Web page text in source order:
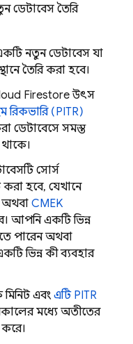
ডেটাবেস তৈরি
নতুন ডেটাবেস যা
তৈরি করা হবে।
Firestoreউৎস
রিকভারি (PITR)
ডেটাবেসে সমস্ত
সোর্স
হবে, যেখানে
CMEK
আপনি একটি ভিন্ন
পারেন অথবা
ভিন্ন কী ব্যবহার
এবং এটি PITR
মধ্যে অতীতের
করে।